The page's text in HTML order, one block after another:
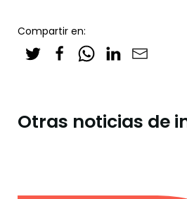
Compartir en:
Otras noticias de